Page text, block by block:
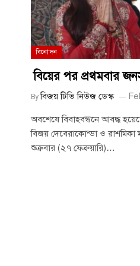
বিনোদন
বিয়ের পর প্রথমবার
By বিজয় টিভি নিউজ ডেস্ক
অবশেষে বিবাহবন্ধনে আবদ্ধ
বিজয় দেবেরাকোন্ডা ও রাশমিকা
শুক্রবার (২৭ ফেব্রুয়ারি)…